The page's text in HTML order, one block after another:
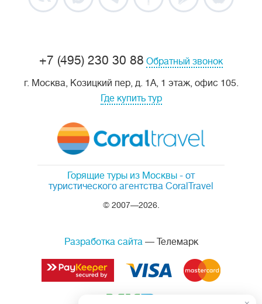
Горящие туры из Москвы - от
туристического агентства CoralTravel
© 2007—2026.
+7 (495) 230 30 88 Обратный звонок
г. Москва, Козицкий пер, д. 1А, 1 этаж, офис 105.
Где купить тур
Разработка сайта— Телемарк